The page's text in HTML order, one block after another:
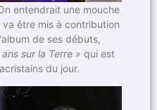
entendrait une mouche
être mis à contribution
de ses débuts,
sur la Terre » qui est
du jour.